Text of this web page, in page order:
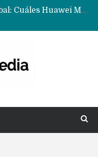
Data Centers de Huawei en Chile, México, Brasil,Perú y Argentina podrían verse afectados por arremetida de EE.UU